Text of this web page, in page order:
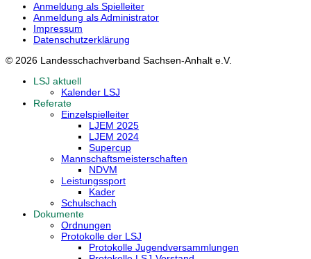
Anmeldung als Spielleiter
Anmeldung als Administrator
Impressum
Datenschutzerklärung
© 2026 Landesschachverband Sachsen-Anhalt e.V.
LSJ aktuell
Kalender LSJ
Referate
Einzelspielleiter
LJEM 2025
LJEM 2024
Supercup
Mannschaftsmeisterschaften
NDVM
Leistungssport
Kader
Schulschach
Dokumente
Ordnungen
Protokolle der LSJ
Protokolle Jugendversammlungen